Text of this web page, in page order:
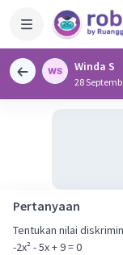
Winda S
28
Pertanyaan
Tentukan nilai
-2x² - 5x + 9 = 0